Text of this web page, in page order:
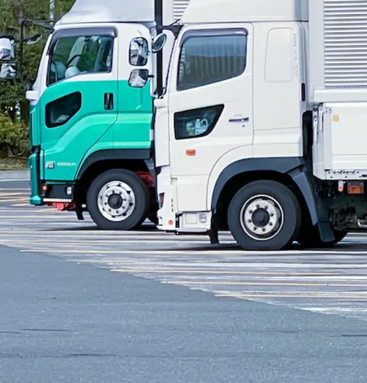
大型トラック
こだわり条件を追加する この条件で更に絞り込む
ドライバー
(22,209件）
職種から求人を探す
ドライバー
トラック運転手・タクシー運転手など
フォークリフト・倉庫
運行管理者